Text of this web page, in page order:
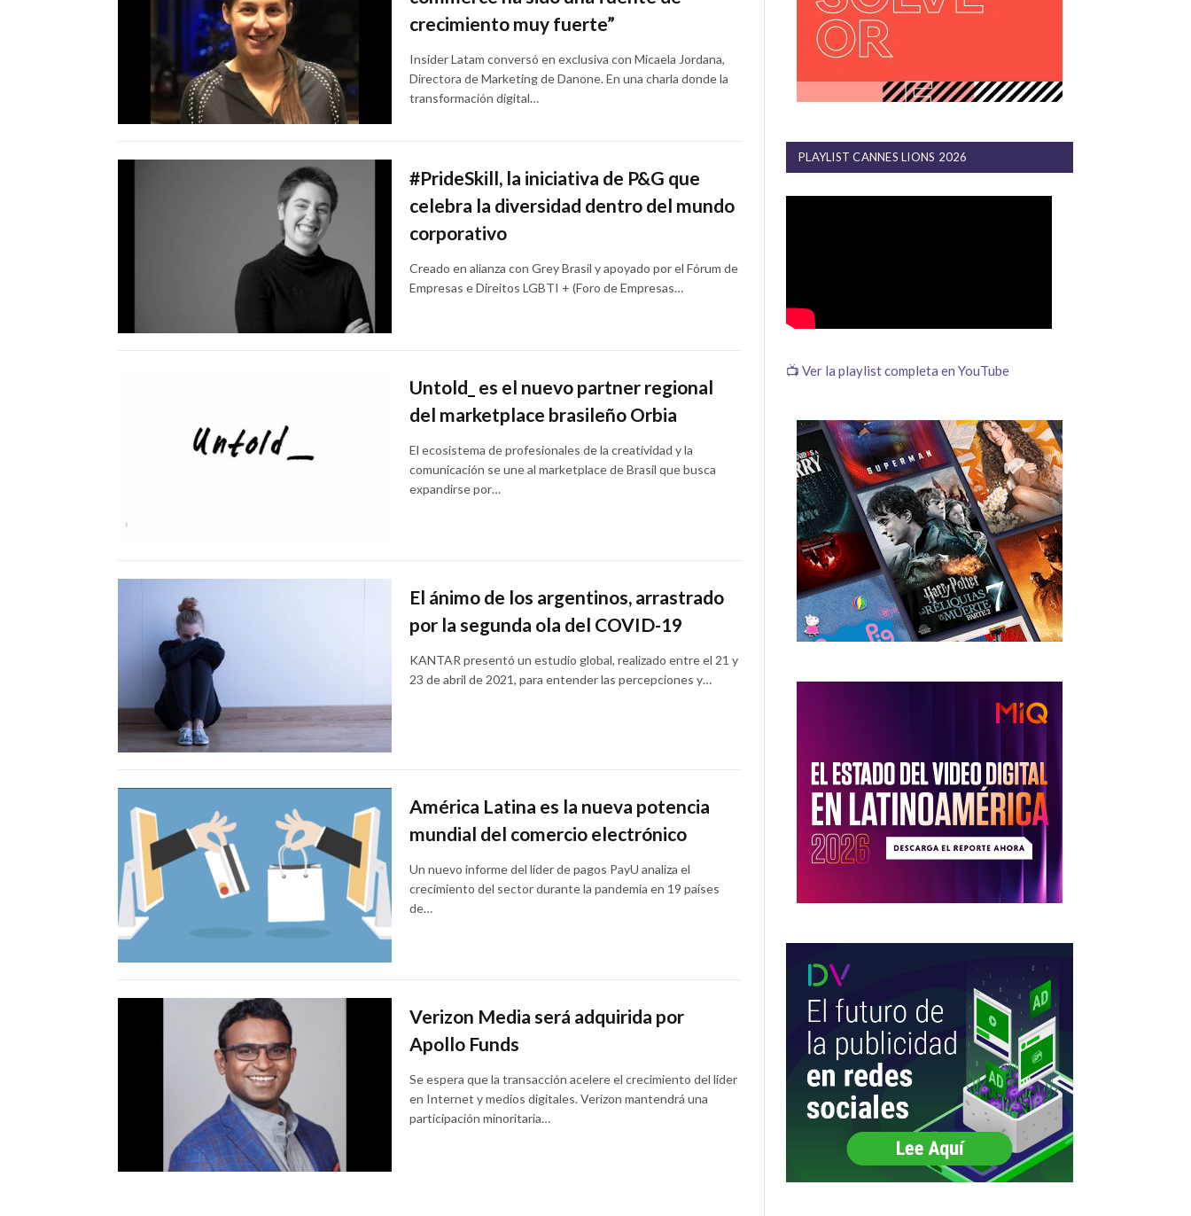
crecimiento muy fuerte”
Insider Latam conversó en exclusiva con Micaela Jordana,
Directora de Marketing de Danone. En una charla donde la
transformación digital…
#PrideSkill, la iniciativa de P&G que
celebra la diversidad dentro del mundo
corporativo
Creado en alianza con Grey Brasil y apoyado por el Fórum de
Empresas e Direitos LGBTI + (Foro de Empresas…
Untold_ es el nuevo partner regional
del marketplace brasileño Orbia
El ecosistema de profesionales de la creatividad y la
comunicación se une al marketplace de Brasil que busca
expandirse por…
El ánimo de los argentinos, arrastrado
por la segunda ola del COVID-19
KANTAR presentó un estudio global, realizado entre el 21 y
23 de abril de 2021, para entender las percepciones y…
América Latina es la nueva potencia
mundial del comercio electrónico
Un nuevo informe del líder de pagos PayU analiza el
crecimiento del sector durante la pandemia en 19 países
de…
Verizon Media será adquirida por
Apollo Funds
Se espera que la transacción acelere el crecimiento del líder
en Internet y medios digitales. Verizon mantendrá una
participación minoritaria…
PLAYLIST CANNES LIONS 2026
📺 Ver la playlist completa en YouTube